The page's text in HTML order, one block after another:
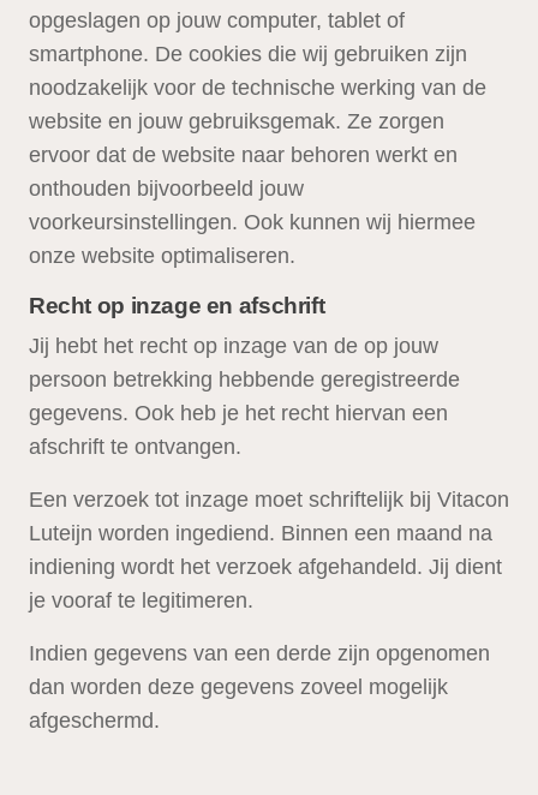
opgeslagen op jouw computer, tablet of
smartphone. De cookies die wij gebruiken zijn
noodzakelijk voor de technische werking van de
website en jouw gebruiksgemak. Ze zorgen
ervoor dat de website naar behoren werkt en
onthouden bijvoorbeeld jouw
voorkeursinstellingen. Ook kunnen wij hiermee
onze website optimaliseren.
Recht op inzage en afschrift
Jij hebt het recht op inzage van de op jouw
persoon betrekking hebbende geregistreerde
gegevens. Ook heb je het recht hiervan een
afschrift te ontvangen.
Een verzoek tot inzage moet schriftelijk bij Vitacon
Luteijn worden ingediend. Binnen een maand na
indiening wordt het verzoek afgehandeld. Jij dient
je vooraf te legitimeren.
Indien gegevens van een derde zijn opgenomen
dan worden deze gegevens zoveel mogelijk
afgeschermd.